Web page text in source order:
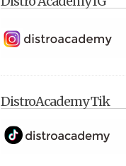
DistroAcademy Tik